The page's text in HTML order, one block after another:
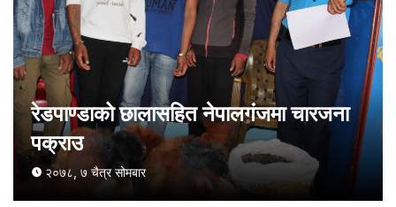
रेडपाण्डाको छालासहित नेपालगंजमा चारजना
पक्राउ
२०७८, ७ चैत्र सोमबार